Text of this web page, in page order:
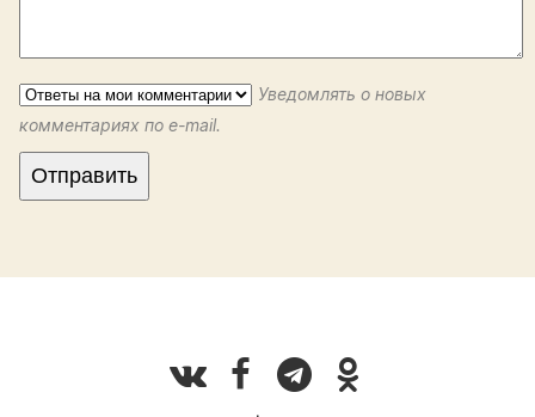
Уведомлять о новых
комментариях по e-mail.